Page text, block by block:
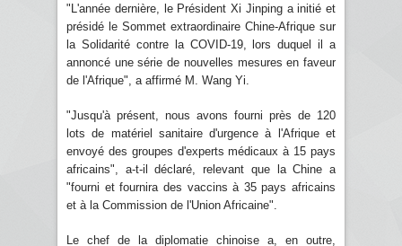
"L'année dernière, le Président Xi Jinping a initié et
présidé le Sommet extraordinaire Chine-Afrique sur
la Solidarité contre la COVID-19, lors duquel il a
annoncé une série de nouvelles mesures en faveur
de l'Afrique", a affirmé M. Wang Yi.
"Jusqu'à présent, nous avons fourni près de 120
lots de matériel sanitaire d'urgence à l'Afrique et
envoyé des groupes d'experts médicaux à 15 pays
africains", a-t-il déclaré, relevant que la Chine a
"fourni et fournira des vaccins à 35 pays africains
et à la Commission de l'Union Africaine".
Le chef de la diplomatie chinoise a, en outre,